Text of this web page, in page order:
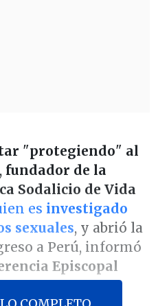
"protegiendo" al
, fundador de la
Sodalicio de Vida
es investigado
sexuales, y abrió la
a Perú, informó
Episcopal